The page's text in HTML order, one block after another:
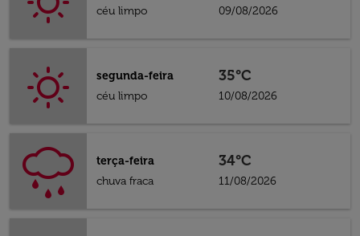
céu limpo
09/08/2026
segunda-feira
céu limpo
35°C
10/08/2026
terça-feira
chuva fraca
34°C
11/08/2026